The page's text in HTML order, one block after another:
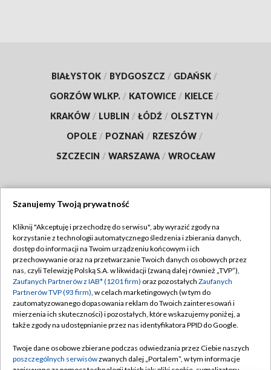
BIAŁYSTOK / BYDGOSZCZ / GDAŃSK /
GORZÓW WLKP. / KATOWICE / KIELCE /
KRAKÓW / LUBLIN / ŁÓDŹ / OLSZTYN /
OPOLE / POZNAŃ / RZESZÓW /
SZCZECIN / WARSZAWA / WROCŁAW
TVP
Abonament TVP
Emisja w TVP
Centrum informacji TVP
Naziemna Telewizja Cyfrowa
Rada Programowa
Regulamin TVP
Polityka prywatności
Moje zgody
Pomoc
Kontakt
Szanujemy Twoją prywatność
Kliknij "Akceptuję i przechodzę do serwisu", aby wyrazić zgody na
korzystanie z technologii automatycznego śledzenia i zbierania danych,
dostęp do informacji na Twoim urządzeniu końcowym i ich
przechowywanie oraz na przetwarzanie Twoich danych osobowych przez
nas, czyli Telewizję Polską S.A. w likwidacji (zwaną dalej również „TVP”),
Zaufanych Partnerów z IAB* (1201 firm) oraz pozostałych Zaufanych
Partnerów TVP (93 firm), w celach marketingowych (w tym do
zautomatyzowanego dopasowania reklam do Twoich zainteresowań i
mierzenia ich skuteczności) i pozostałych, które wskazujemy poniżej, a
także zgody na udostępnianie przez nas identyfikatora PPID do Google.
Twoje dane osobowe zbierane podczas odwiedzania przez Ciebie naszych
poszczególnych serwisówzwanych dalej „Portalem”, w tym informacje